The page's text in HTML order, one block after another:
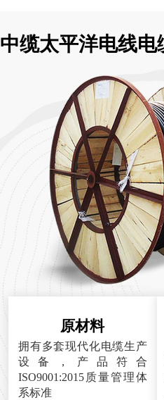
中缆太平洋电线
原材料
拥有多套现代化电缆生产
设备，产品符合
ISO9001:2015质量管理体
系标准